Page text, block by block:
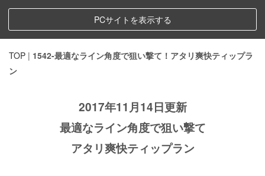
PCサイトを表示する
TOP | 1542-最適なライン角度で狙い撃て！アタリ爽快ティップラ
ン
2017年11月14日更新
最適なライン角度で狙い撃て
アタリ爽快ティップラン